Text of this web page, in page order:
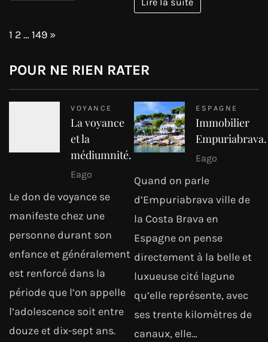
Page:
1 2…149 Next
»
POUR NE RIEN RATER
VOYANCE
La voyance
et la
médiumnité.
Eago
Le don de voyance se
manifeste chez une
personne durant son
enfance et généralement
est renforcé dans la
période que l’on appelle
l’adolescence soit entre
douze et dix-sept ans.
ESPAGNE
Immobilier
Empuriabrava.
Eago
Quand on parle
d’Empuriabrava ville de
la Costa Brava en
Espagne on pense
directement à la belle et
luxueuse cité lagune
qu’elle représente, avec
ses trente kilomètres de
canaux, elle…